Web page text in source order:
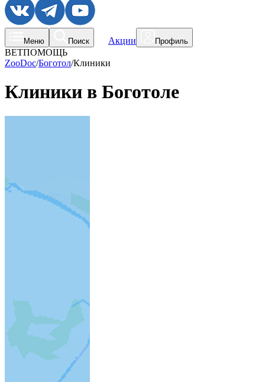
Меню Поиск Акции Профиль
ВЕТПОМОЩЬ
ZooDoc/Боготол/Клиники
Клиники в Боготоле